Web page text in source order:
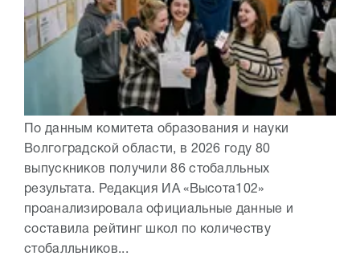
По данным комитета образования и науки
Волгоградской области, в 2026 году 80
выпускников получили 86 стобалльных
результата. Редакция ИА «Высота102»
проанализировала официальные данные и
составила рейтинг школ по количеству
стобалльников...